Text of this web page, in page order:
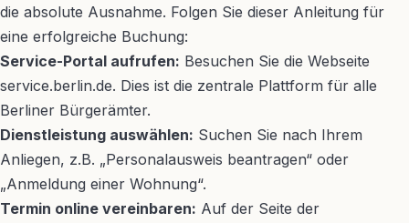
die absolute Ausnahme. Folgen Sie dieser Anleitung für
eine erfolgreiche Buchung:
Service-Portal aufrufen: Besuchen Sie die Webseite
service.berlin.de. Dies ist die zentrale Plattform für alle
Berliner Bürgerämter.
Dienstleistung auswählen: Suchen Sie nach Ihrem
Anliegen, z.B. „Personalausweis beantragen“ oder
„Anmeldung einer Wohnung“.
Termin online vereinbaren: Auf der Seite der